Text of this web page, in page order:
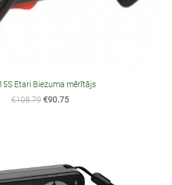
Etari Biezuma mērītājs
€108.79€90.75